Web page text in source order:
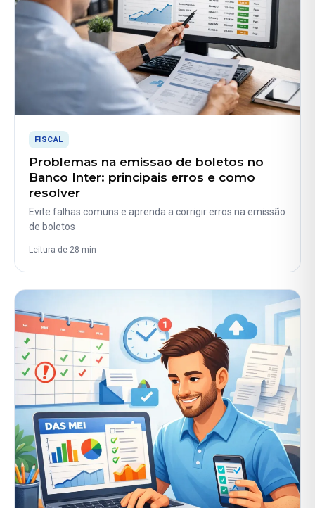
FISCAL
Problemas na emissão de boletos no
Banco Inter: principais erros e como
resolver
Evite falhas comuns e aprenda a corrigir erros na emissão
de boletos
Leitura de 28 min